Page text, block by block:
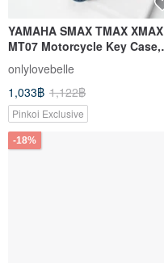
YAMAHA SMAX TMAX XMAX
MT07 Motorcycle Key Case,
Key Cover
onlylovebelle
1,033฿ 1,122฿
Pinkoi Exclusive
-18%